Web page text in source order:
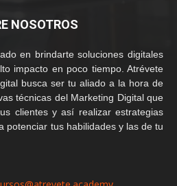
NOSOTROS
en brindarte soluciones digitales
impacto en poco tiempo. Atrévete
busca ser tu aliado a la hora de
técnicas del Marketing Digital que
clientes y así realizar estrategias
potenciar tus habilidades y las de tu